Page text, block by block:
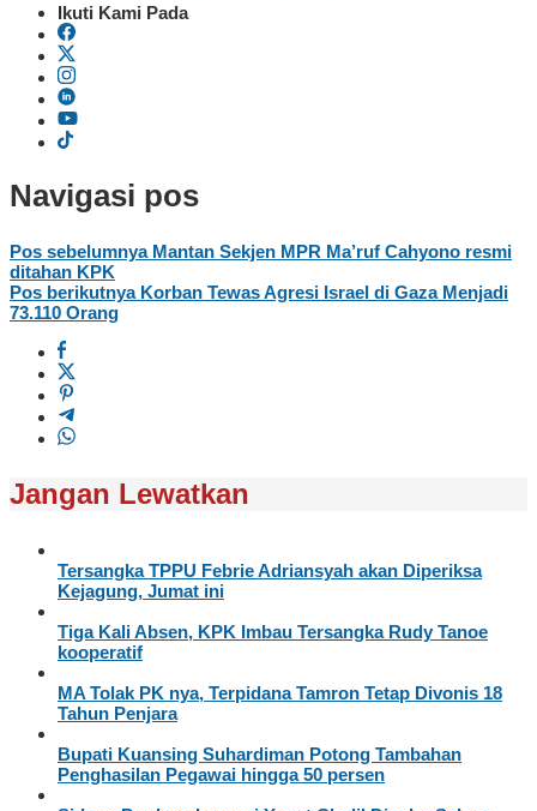
Ikuti Kami Pada
Navigasi pos
Pos sebelumnyaMantan Sekjen MPR Ma’ruf Cahyono resmi
ditahan KPK
Pos berikutnyaKorban Tewas Agresi Israel di Gaza Menjadi
73.110 Orang
Jangan Lewatkan
Tersangka TPPU Febrie Adriansyah akan Diperiksa
Kejagung, Jumat ini
Tiga Kali Absen, KPK Imbau Tersangka Rudy Tanoe
kooperatif
MA Tolak PK nya, Terpidana Tamron Tetap Divonis 18
Tahun Penjara
Bupati Kuansing Suhardiman Potong Tambahan
Penghasilan Pegawai hingga 50 persen